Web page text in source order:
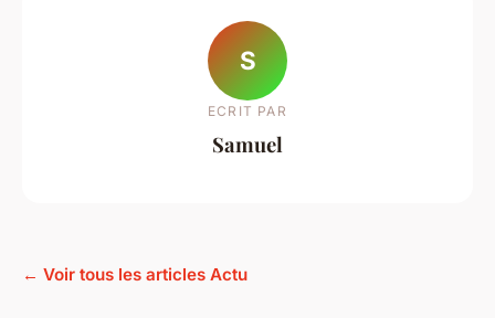
S
ECRIT PAR
Samuel
← Voir tous les articles Actu